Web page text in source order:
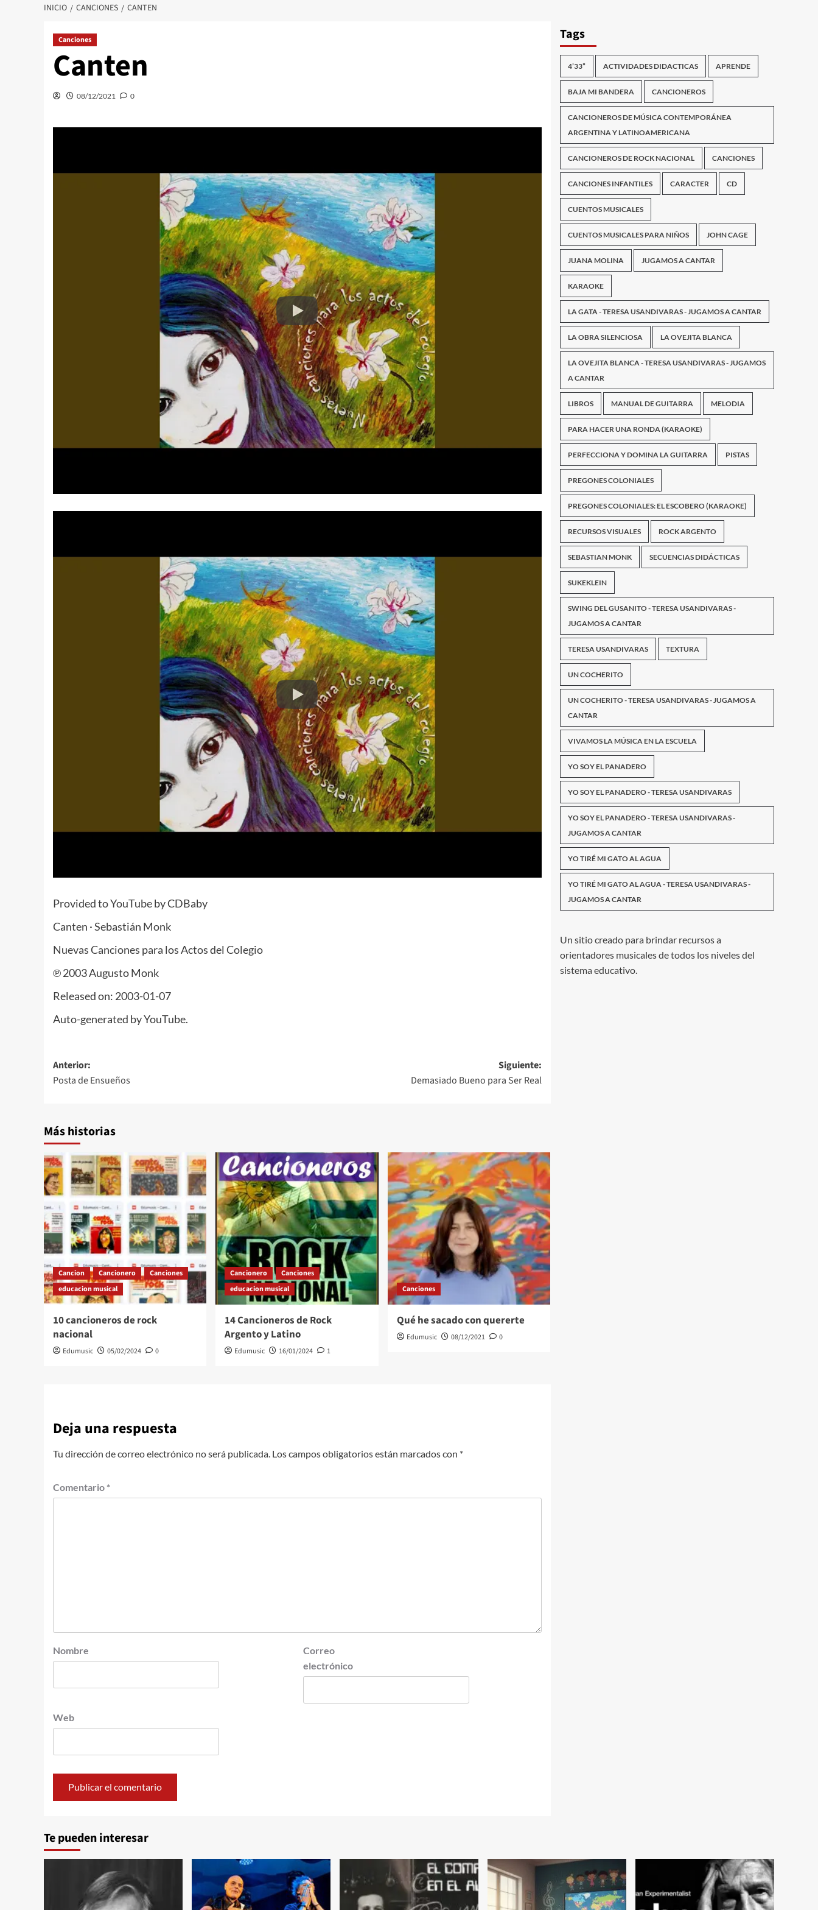
INICIO CANCIONES CANTEN
Canciones
Canten
08/12/2021 0
Provided to YouTube by CDBaby
Canten · Sebastián Monk
Nuevas Canciones para los Actos del Colegio
℗ 2003 Augusto Monk
Released on: 2003-01-07
Auto-generated by YouTube.
Navegación
de
Anterior:
Posta de Ensueños
Siguiente:
Demasiado Bueno para Ser Real
Más historias
Cancion Cancionero
Canciones
educacion musical
10 cancioneros de rock
nacional
Edumusic 05/02/2024 0
Cancionero
Canciones
educacion musical
14 Cancioneros de Rock
Argento y Latino
Edumusic 16/01/2024 1
Canciones
Qué he sacado con quererte
Edumusic 08/12/2021 0
Deja una respuesta
Tu dirección de correo electrónico no será publicada. Los campos obligatorios están marcados con *
Comentario *
Nombre
Correo
electrónico
Web
Tags
4’33” ACTIVIDADES DIDACTICAS APRENDE
BAJA MI BANDERA CANCIONEROS
CANCIONEROS DE MÚSICA CONTEMPORÁNEA
ARGENTINA Y LATINOAMERICANA
CANCIONEROS DE ROCK NACIONAL CANCIONES
CANCIONES INFANTILES CARACTER CD
CUENTOS MUSICALES
CUENTOS MUSICALES PARA NIÑOS JOHN CAGE
JUANA MOLINA JUGAMOS A CANTAR
KARAOKE
LA GATA - TERESA USANDIVARAS - JUGAMOS A CANTAR
LA OBRA SILENCIOSA LA OVEJITA BLANCA
LA OVEJITA BLANCA - TERESA USANDIVARAS - JUGAMOS
A CANTAR
LIBROS MANUAL DE GUITARRA MELODIA
PARA HACER UNA RONDA (KARAOKE)
PERFECCIONA Y DOMINA LA GUITARRA PISTAS
PREGONES COLONIALES
PREGONES COLONIALES: EL ESCOBERO (KARAOKE)
RECURSOS VISUALES ROCK ARGENTO
SEBASTIAN MONK SECUENCIAS DIDÁCTICAS
SUKEKLEIN
SWING DEL GUSANITO - TERESA USANDIVARAS -
JUGAMOS A CANTAR
TERESA USANDIVARAS TEXTURA
UN COCHERITO
UN COCHERITO - TERESA USANDIVARAS - JUGAMOS A
CANTAR
VIVAMOS LA MÚSICA EN LA ESCUELA
YO SOY EL PANADERO
YO SOY EL PANADERO - TERESA USANDIVARAS
YO SOY EL PANADERO - TERESA USANDIVARAS -
JUGAMOS A CANTAR
YO TIRÉ MI GATO AL AGUA
YO TIRÉ MI GATO AL AGUA - TERESA USANDIVARAS -
JUGAMOS A CANTAR
Un sitio creado para brindar recursos a
orientadores musicales de todos los niveles del
sistema educativo.
Te pueden interesar